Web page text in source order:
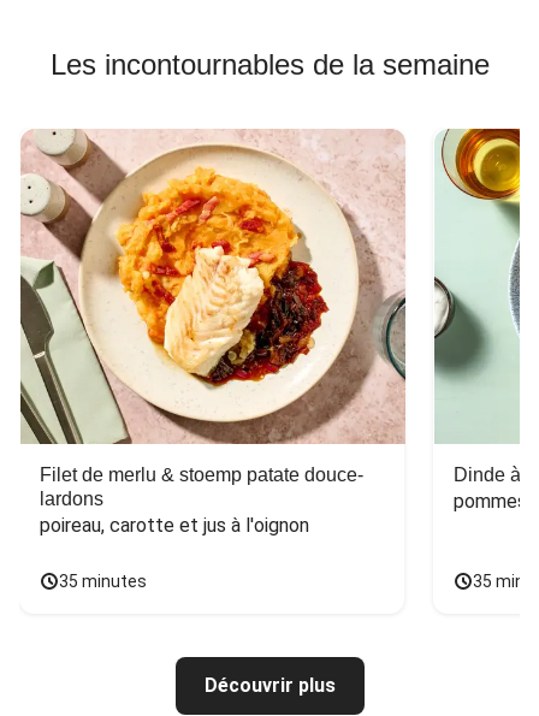
Les incontournables de la semaine
Filet de merlu & stoemp patate douce-
lardons
poireau, carotte et jus à l'oignon
35 minutes
Dinde à
pommes
35
Découvrir plus